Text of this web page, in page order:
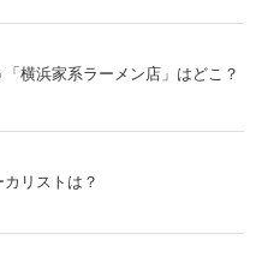
横浜家系ラーメン店」はどこ？
リストは？